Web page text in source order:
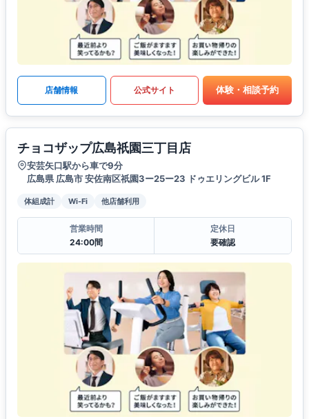
店舗情報 公式サイト 体験・相談予約
チョコザップ広島祇園三丁目店
安芸矢口駅から車で9分
広島県 広島市 安佐南区祇園3ー25ー23 ドゥエリングビル 1F
体組成計 Wi-Fi 他店舗利用
営業時間
24:00間
定休日
要確認